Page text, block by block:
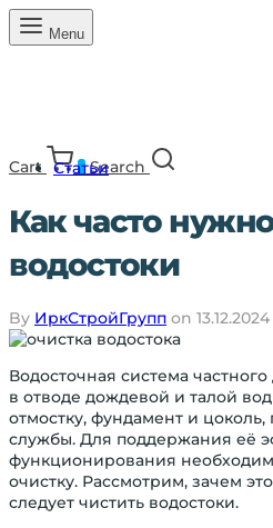
Menu
Cart 0 Search
Статьи
Как часто
водостоки
By ИркСтройГрупп on 13.12.2024
Водосточная система
в отводе дождевой и талой
отмостку, фундамент и цоколь,
службы. Для поддержания её
функционирования
очистку. Рассмотрим, зачем
следует чистить водостоки.